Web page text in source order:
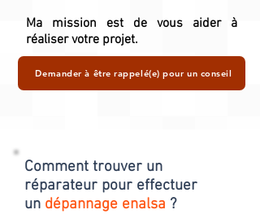
Ma mission est de vous aider à
réaliser votre projet.
Demander à être rappelé(e) pour un conseil
Comment trouver un
réparateur pour effectuer
un dépannage enalsa ?